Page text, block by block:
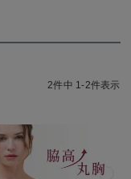
2件中 1-2件表示